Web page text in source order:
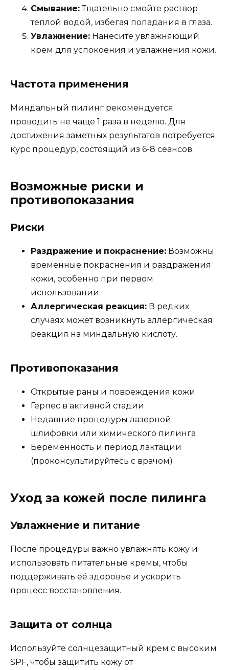
Смывание:Тщательно смойте раствор
теплой водой, избегая попадания в глаза.
Увлажнение: Нанесите увлажняющий
крем для успокоения и увлажнения кожи.
Частота применения
Миндальный пилинг рекомендуется
проводить не чаще 1 раза в неделю. Для
достижения заметных результатов потребуется
курс процедур, состоящий из 6-8 сеансов.
Возможные риски и
противопоказания
Риски
Раздражение и покраснение: Возможны
временные покраснения и раздражения
кожи, особенно при первом
использовании.
Аллергическая реакция: В редких
случаях может возникнуть аллергическая
реакция на миндальную кислоту.
Противопоказания
Открытые раны и повреждения кожи
Герпес в активной стадии
Недавние процедуры лазерной
шлифовки или химического пилинга
Беременность и период лактации
(проконсультируйтесь с врачом)
Уход за кожей после пилинга
Увлажнение и питание
После процедуры важно увлажнять кожу и
использовать питательные кремы, чтобы
поддерживать её здоровье и ускорить
процесс восстановления.
Защита от солнца
Используйте солнцезащитный крем с высоким
SPF, чтобы защитить кожу от